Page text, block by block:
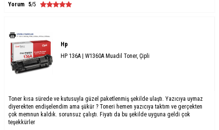
Yorum 5/5
Hp
HP 136A | W1360A Muadil Toner, Çipli
Toner kısa sürede ve kutusuyla güzel paketlenmiş şekilde ulaştı. Yazıcıya uymaz
diyerekten endişelendim ama şükür ? Toneri hemen yazıcıya taktım ve gerçekten
çok memnun kaldık. sorunsuz çalıştı. Fiyatı da bu şekilde uyguna geldi çok
teşekkürler